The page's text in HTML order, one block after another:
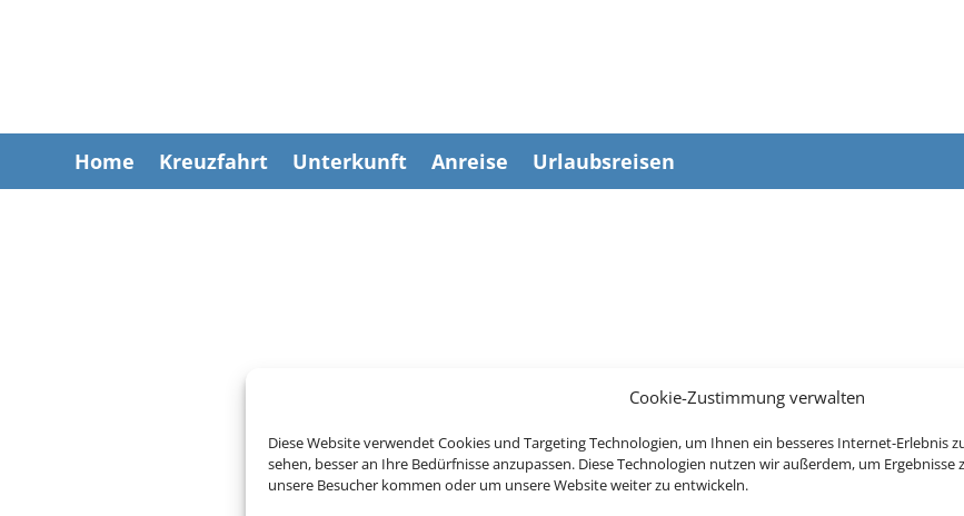
Cookie-Zustimmung verwalten
Diese Website verwendet Cookies und Targeting Technologien, um Ihnen ein besseres Internet-Erlebnis
sehen, besser an Ihre Bedürfnisse anzupassen. Diese Technologien nutzen wir außerdem, um
unsere Besucher kommen oder um unsere Website weiter zu entwickeln.
Home Kreuzfahrt Unterkunft Anreise Urlaubsreisen
Wir brauchen Ihre
Um diesen Inhalt darzustellen, aktivieren Sie bitte die Cookies. Es werden ggf.